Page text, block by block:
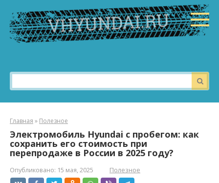
контенту
Поиск:
Главная » Полезное
Электромобиль Hyundai с пробегом: как
сохранить его стоимость при
перепродаже в России в 2025 году?
Опубликовано: 15 мая, 2025 Полезное